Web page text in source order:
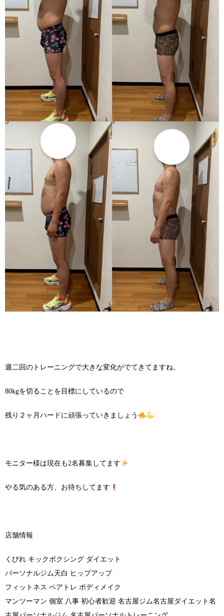
週二回のトレーニングで大きな変化がでてきてますね。
80kgを切ることを目標にしているので
残り２ヶ月ハードに頑張っていきましょう
モニター様は現在も2名募集してます
やる気のある方、お待ちしてます
店舗情報
くびれ キックボクシング ダイエット
パーソナルジム天白 ヒップアップ
フィットネス ペアトレ ボディメイク
マンツーマン 個室 八事 初心者歓迎 名古屋ジム名古屋ダイエット名